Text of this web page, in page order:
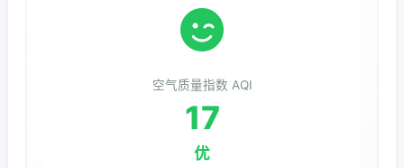
空气质量指数 AQI
17
优